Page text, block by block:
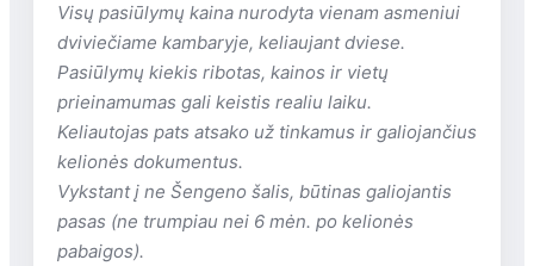
vaikams)
prie baseino: paplūdimio
rankšluosčiai nemokamai
belaidis internetas -viešosiose
vietose
automobilių stovėjimo aikštelė yra
(esant laisvoms vietoms)
prie baseino gultai: nemokamai
Viso yra 38 kambariai.
Viešbučio vieta
Follonica paplūdimyje, 51 km nuo Grosseto
oro uosto.
Viešbučio teritorijoje
restoranai: 1
barai: 1
belaidis internetas nemokamai
Visų pasiūlymų kaina nurodyta vienam asmeniui
dviviečiame kambaryje, keliaujant dviese.
Pasiūlymų kiekis ribotas, kainos ir vietų
prieinamumas gali keistis realiu laiku.
Keliautojas pats atsako už tinkamus ir galiojančius
kelionės dokumentus.
Vykstant į ne Šengeno šalis, būtinas galiojantis
pasas (ne trumpiau nei 6 mėn. po kelionės
pabaigos).